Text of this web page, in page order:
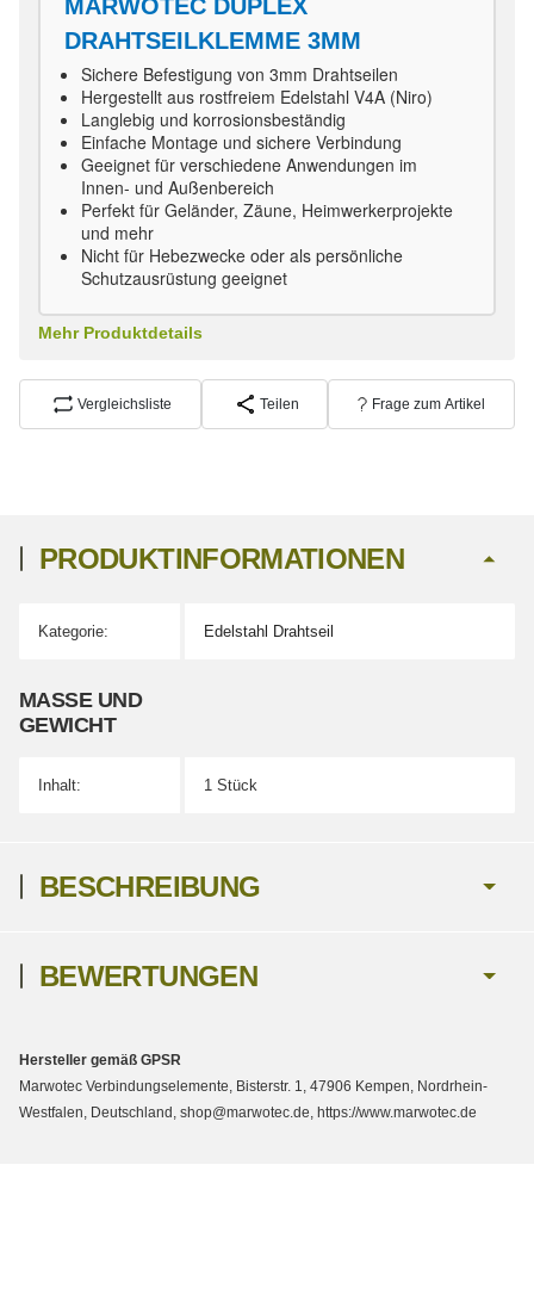
MARWOTEC DUPLEX
DRAHTSEILKLEMME 3MM
Sichere Befestigung von 3mm Drahtseilen
Hergestellt aus rostfreiem Edelstahl V4A (Niro)
Langlebig und korrosionsbeständig
Einfache Montage und sichere Verbindung
Geeignet für verschiedene Anwendungen im
Innen- und Außenbereich
Perfekt für Geländer, Zäune, Heimwerkerprojekte
und mehr
Nicht für Hebezwecke oder als persönliche
Schutzausrüstung geeignet
Mehr Produktdetails
Vergleichsliste Teilen Frage zum Artikel
PRODUKTINFORMATIONEN
Produkteigenschaft
Wert
Kategorie: Edelstahl Drahtseil
MASSE UND G
EWICHT
Inhalt: 1 Stück
BESCHREIBUNG
BEWERTUNGEN
Hersteller gemäß GPSR
Marwotec Verbindungselemente, Bisterstr. 1, 47906 Kempen, Nordrhein-
Westfalen, Deutschland, shop@marwotec.de, https://www.marwotec.de